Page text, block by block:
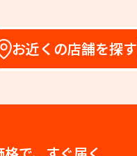
お近くの店舗を探す